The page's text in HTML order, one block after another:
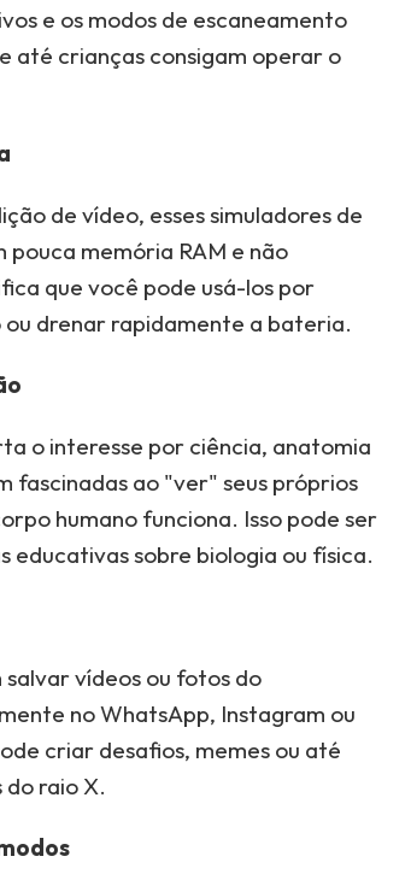
e os modos de escaneamento
até crianças consigam operar o
de vídeo, esses simuladores de
pouca memória RAM e não
que você pode usá-los por
ou drenar rapidamente a bateria.
o interesse por ciência, anatomia
fascinadas ao "ver" seus próprios
humano funciona. Isso pode ser
sobre biologia ou física.
vídeos ou fotos do
no WhatsApp, Instagram ou
criar desafios, memes ou até
raio X.